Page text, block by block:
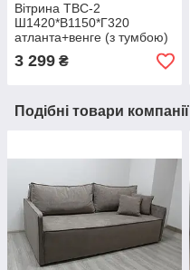
Вітрина ТВС-2
Ш1420*В1150*Г320
атланта+венге (з тумбою)
3 299 ₴
Подібні товари компанії